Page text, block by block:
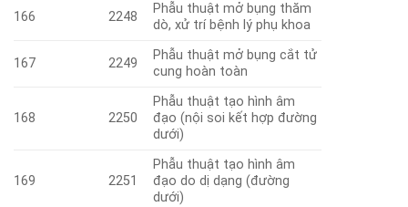
166 2248
Phẫu thuật mở bụng thăm
dò, xử trí bệnh lý phụ khoa
167 2249
Phẫu thuật mở bụng cắt tử
cung hoàn toàn
168 2250
Phẫu thuật tạo hình âm
đạo (nội soi kết hợp đường
dưới)
169 2251
Phẫu thuật tạo hình âm
đạo do dị dạng (đường
dưới)